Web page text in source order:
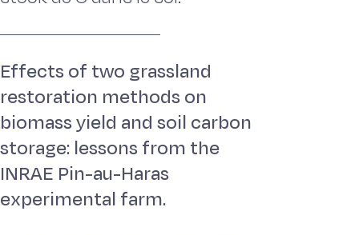
Effects of two grassland
restoration methods on
biomass yield and soil carbon
storage: lessons from the
INRAE Pin-au-Haras
experimental farm.